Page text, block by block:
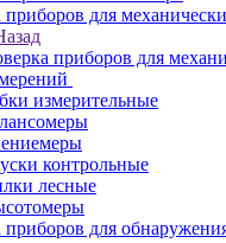
для
приборов для
измерительные
контрольные
лесные
приборов для